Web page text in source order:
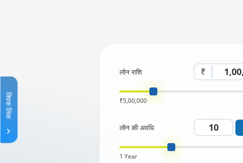
लोन राशि ₹
₹5,00,000
लोन की अवधि
1 Year
क्विक लिंक